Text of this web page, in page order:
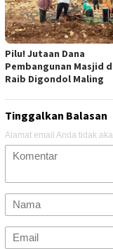
Pilu! Jutaan Dana
Pembangunan Masjid
Raib Digondol Maling
Tinggalkan Balasan
Alamat email Anda tidak